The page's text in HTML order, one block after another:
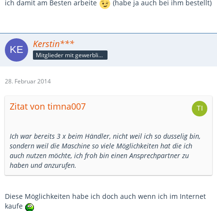
ich damit am Besten arbeite (habe ja auch bei ihm bestellt)
Kerstin***
Mitglieder mit gewerblicher Verbindung, auch als Mitarbeiter/in
28. Februar 2014
Zitat von timna007
Ich war bereits 3 x beim Händler, nicht weil ich so dusselig bin,
sondern weil die Maschine so viele Möglichkeiten hat die ich
auch nutzen möchte, ich froh bin einen Ansprechpartner zu
haben und anzurufen.
Diese Möglichkeiten habe ich doch auch wenn ich im Internet
kaufe